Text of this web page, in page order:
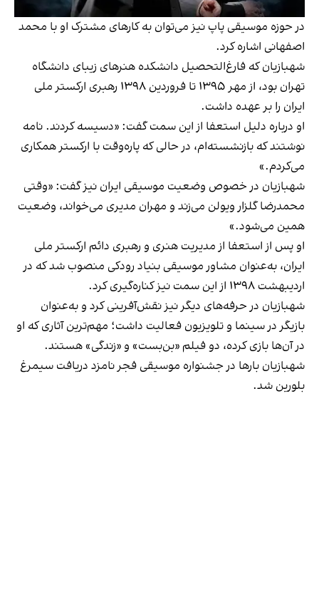
در حوزه موسیقی پاپ نیز می‌توان به کارهای مشترک او با محمد
اصفهانی اشاره کرد.
شهبازیان که فارغ‌التحصیل دانشکده هنرهای زیبای دانشگاه
تهران بود، از مهر ۱۳۹۵ تا فروردین ۱۳۹۸ رهبری ارکستر ملی
ایران را بر عهده داشت.
او درباره دلیل استعفا از این سمت گفت: «دسیسه کردند. نامه‌
نوشتند که بازنشسته‌ام، در حالی‌ که پاره‌وقت با ارکستر همکاری
می‌کردم.»
شهبازیان در خصوص وضعیت موسیقی ایران نیز گفت: «وقتی
محمدرضا گلزار ویولن می‌زند و مهران مدیری می‌خواند، وضعیت
همین می‌شود.»
او پس از استعفا از مدیریت هنری و رهبری دائم ارکستر ملی
ایران، به‌عنوان مشاور موسیقی بنیاد رودکی منصوب شد که در
اردیبهشت ۱۳۹۸ از این سمت نیز کناره‌گیری کرد.
شهبازیان در حرفه‌های دیگر نیز نقش‌آفرینی کرد و به‌عنوان
بازیگر در سینما و تلویزیون فعالیت داشت؛ مهم‌ترین آثاری که او
در آن‌ها بازی کرده، دو فیلم «بن‌بست» و «زندگی» هستند.
شهبازیان بارها در جشنواره موسیقی فجر نامزد دریافت سیمرغ
بلورین شد.